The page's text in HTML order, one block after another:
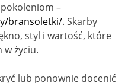
–
bransoletki/. Skarby
styl i wartość, które
w życiu.
lub ponownie docenić